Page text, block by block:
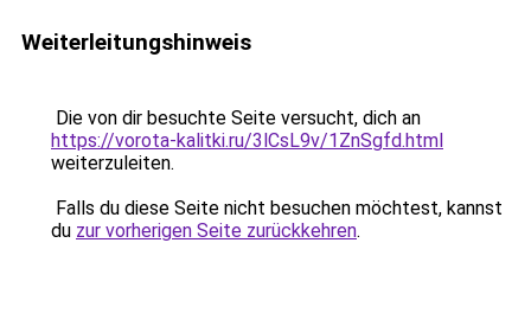
Weiterleitungshinweis
Die von dir besuchte Seite versucht, dich an
https://vorota-kalitki.ru/3lCsL9v/1ZnSgfd.html
weiterzuleiten.
Falls du diese Seite nicht besuchen möchtest, kannst
du zur vorherigen Seite zurückkehren.